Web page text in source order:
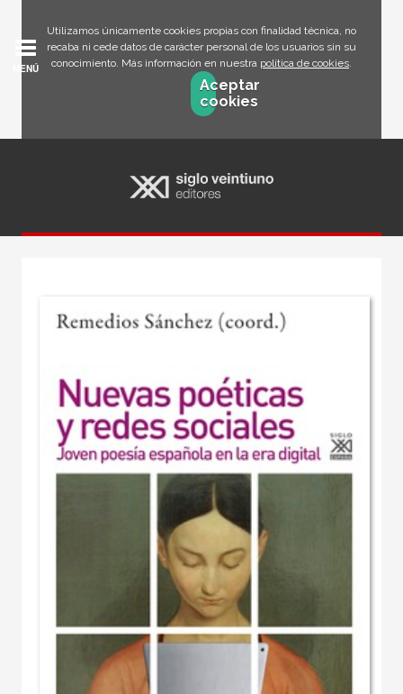
Utilizamos únicamente cookies propias con finalidad técnica, no
recaba ni cede datos de carácter personal de los usuarios sin su
conocimiento. Más información en nuestra política de cookies.
Aceptar
cookies
MENÚ